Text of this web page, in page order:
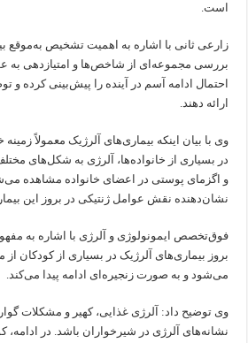
است.
زارعی ثانی با اشاره به اهمیت تشخیص به‌موقع
بررسی مجموعه‌ای از شاخص‌ها و امتیازدهی به
احتمال ادامه آسم در آینده را پیش‌بینی کرده و
ارائه دهند.
وی با بیان اینکه بیماری‌های آلرژیک معمولاً زمینه
در بسیاری از خانواده‌ها، آلرژی به شکل‌های
و اگزمای پوستی در اعضای خانواده مشاهده
نشان‌دهنده نقش عوامل ژنتیکی در بروز این
فوق‌تخصص ایمونولوژی و آلرژی با اشاره به
بروز بیماری‌های آلرژیک در بسیاری از کودکان
می‌شود و به‌ صورت زنجیره‌ای ادامه پیدا می‌کند.
وی توضیح داد: آلرژی غذایی، کهیر و مشکلات
نشانه‌های آلرژی در شیرخواران باشد. در